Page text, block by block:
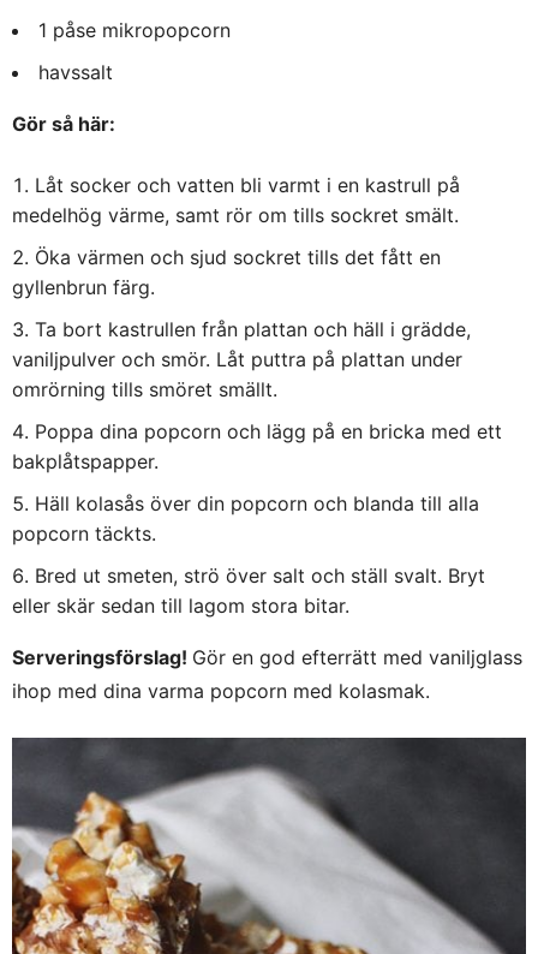
1 påse mikropopcorn
havssalt
Gör så här:
Låt socker och vatten bli varmt i en kastrull på
medelhög värme, samt rör om tills sockret smält.
Öka värmen och sjud sockret tills det fått en
gyllenbrun färg.
Ta bort kastrullen från plattan och häll i grädde,
vaniljpulver och smör. Låt puttra på plattan under
omrörning tills smöret smällt.
Poppa dina popcorn och lägg på en bricka med ett
bakplåtspapper.
Häll kolasås över din popcorn och blanda till alla
popcorn täckts.
Bred ut smeten, strö över salt och ställ svalt. Bryt
eller skär sedan till lagom stora bitar.
Serveringsförslag! Gör en god efterrätt med vaniljglass
ihop med dina varma popcorn med kolasmak.